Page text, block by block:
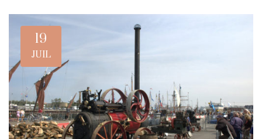
19
JUIL